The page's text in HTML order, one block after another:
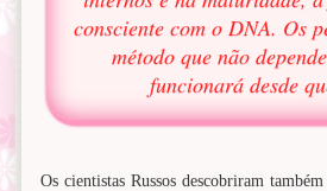
consciente com o DNA. Os
método que não
funcionará desde
Os cientistas Russos descobriram